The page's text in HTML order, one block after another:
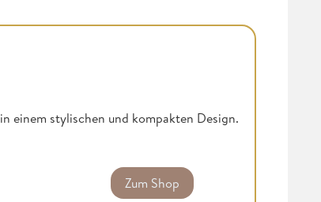
einem stylischen und kompakten Design.
Zum Shop